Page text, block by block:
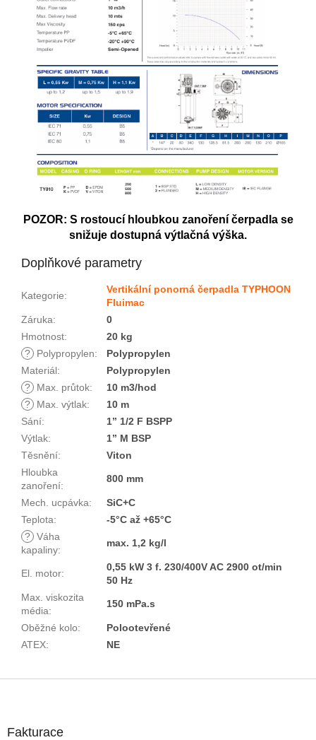
POZOR: S rostoucí hloubkou zanoření čerpadla se
snižuje dostupná výtlačná výška.
Doplňkové parametry
Kategorie:
Vertikální ponorná čerpadla TYPHOON
Fluimac
Záruka:
0
Hmotnost:
20 kg
?
Polypropylen:
Polypropylen
Materiál:
Polypropylen
?
Max. průtok:
10 m3/hod
?
Max. výtlak:
10 m
Sání:
1” 1/2 F BSPP
Výtlak:
1” M BSP
Těsnění:
Viton
Hloubka
zanoření:
800 mm
Mech. ucpávka:
SiC+C
Teplota:
-5°C až +65°C
? Váha
kapaliny:
max. 1,2 kg/l
El. motor:
0,55 kW 3 f. 230/400V AC 2900 ot/min
50 Hz
Max. viskozita
média:
150 mPa.s
Oběžné kolo:
Polootevřené
ATEX: NE
Fakturace